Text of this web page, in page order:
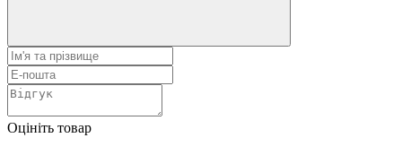
Оцініть товар